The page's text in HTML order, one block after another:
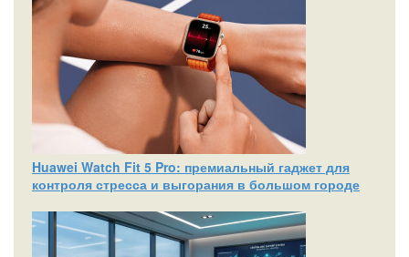
Huawei Watch Fit 5 Pro: премиальный гаджет для
контроля стресса и выгорания в большом городе